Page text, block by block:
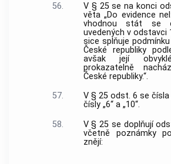
56.
V § 25 se na konci
věta „Do evidence
vhodnou stát se
uvedených v odstavci
sice splňuje
České republiky
avšak její
prokazatelně
České republiky.“.
57.
V § 25 odst. 6 se čísla
čísly „6“ a „10“.
58.
V § 25 se doplňují
včetně poznámky
znějí: